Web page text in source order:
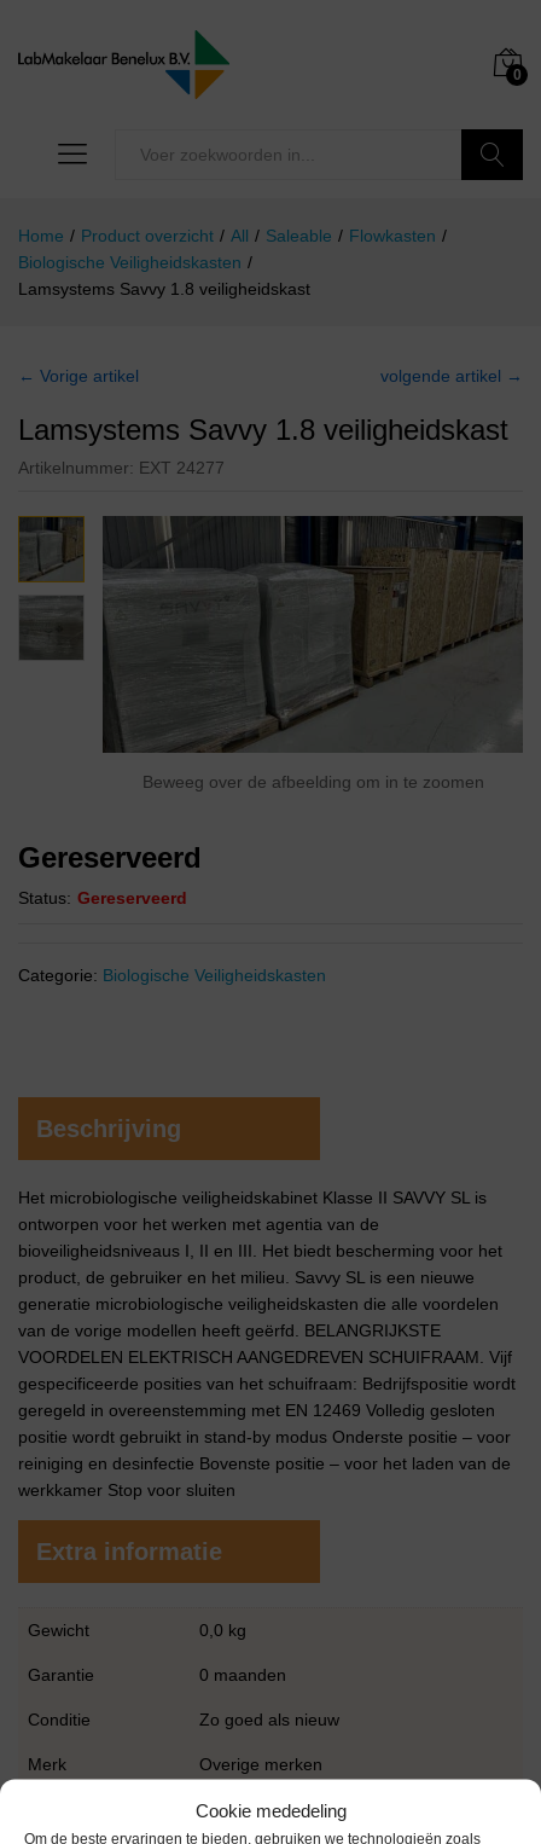
Cookie mededeling
Om de beste ervaringen te bieden, gebruiken we technologieën zoals
0
Home / Product overzicht / All / Saleable / Flowkasten /
Biologische Veiligheidskasten /
Lamsystems Savvy 1.8 veiligheidskast
← Vorige artikel volgende artikel →
Lamsystems Savvy 1.8 veiligheidskast
Artikelnummer: EXT 24277
Beweeg over de afbeelding om in te zoomen
Gereserveerd
Status: Gereserveerd
Categorie: Biologische Veiligheidskasten
Beschrijving
Het microbiologische veiligheidskabinet Klasse II SAVVY SL is
ontworpen voor het werken met agentia van de
bioveiligheidsniveaus I, II en III. Het biedt bescherming voor het
product, de gebruiker en het milieu. Savvy SL is een nieuwe
generatie microbiologische veiligheidskasten die alle voordelen
van de vorige modellen heeft geërfd. BELANGRIJKSTE
VOORDELEN ELEKTRISCH AANGEDREVEN SCHUIFRAAM. Vijf
gespecificeerde posities van het schuifraam: Bedrijfspositie wordt
geregeld in overeenstemming met EN 12469 Volledig gesloten
positie wordt gebruikt in stand-by modus Onderste positie – voor
reiniging en desinfectie Bovenste positie – voor het laden van de
werkkamer Stop voor sluiten
Extra informatie
Gewicht 0,0 kg
Garantie 0 maanden
Conditie Zo goed als nieuw
Merk Overige merken